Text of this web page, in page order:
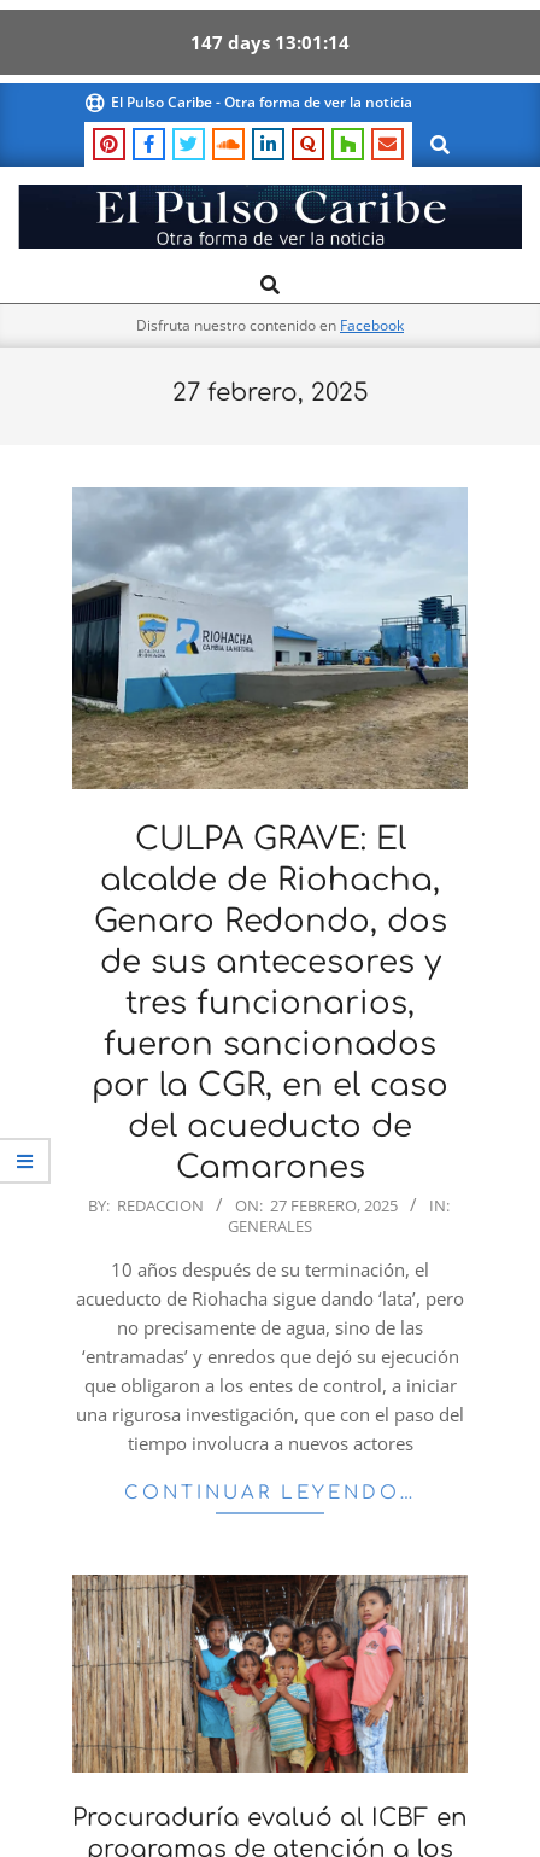
147 days 13 01 14
content
El Pulso Caribe - Otra forma de ver la noticia
Search
El
Pulso
Navigation
Search
Disfruta nuestro contenido en Facebook
27 febrero, 2025
CULPA GRAVE: El
alcalde de Riohacha,
Genaro Redondo, dos
de sus antecesores y
tres funcionarios,
fueron sancionados
por la CGR, en el caso
del acueducto de
Camarones
2025-
BY: REDACCION ON: 27 FEBRERO, 2025
IN:
GENERALES
10 años después de su terminación, el
acueducto de Riohacha sigue dando ‘lata’, pero
no precisamente de agua, sino de las
‘entramadas’ y enredos que dejó su ejecución
que obligaron a los entes de control, a iniciar
una rigurosa investigación, que con el paso del
tiempo involucra a nuevos actores
CONTINUAR LEYENDO…
Procuraduría evaluó al ICBF en
programas de atención a los